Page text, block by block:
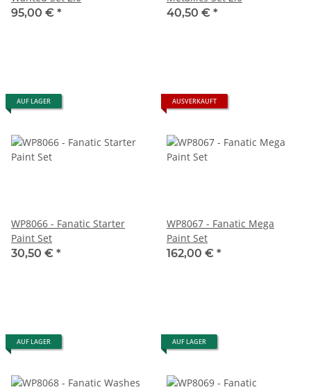
95,00 € *
40,50 € *
AUF LAGER
WP8066 - Fanatic Starter
Paint Set
30,50 € *
AUSVERKAUFT
WP8067 - Fanatic Mega
Paint Set
162,00 € *
AUF LAGER AUF LAGER